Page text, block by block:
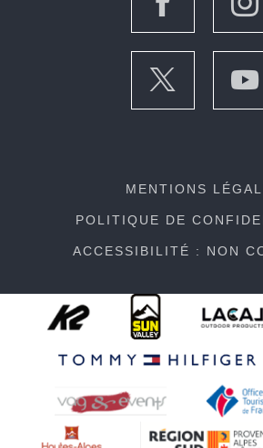
MENTIONS
POLITIQUE DE
ACCESSIBILITÉ : NON